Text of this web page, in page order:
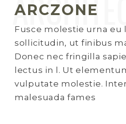
ARCZONE
Fusce molestie urna eu
sollicitudin, ut finibus
Donec nec fringilla
lectus in l. Ut
vulputate molestie.
malesuada fames